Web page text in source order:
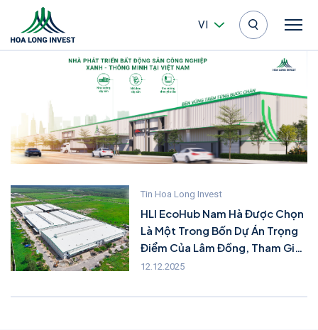
VI
Tin Hoa Long Invest
HLI EcoHub Nam Hà Được Chọn
Là Một Trong Bốn Dự Án Trọng
Điểm Của Lâm Đồng, Tham Gia
Lễ Khởi Công – Khánh Thành
Thứ XIV
12.12.2025